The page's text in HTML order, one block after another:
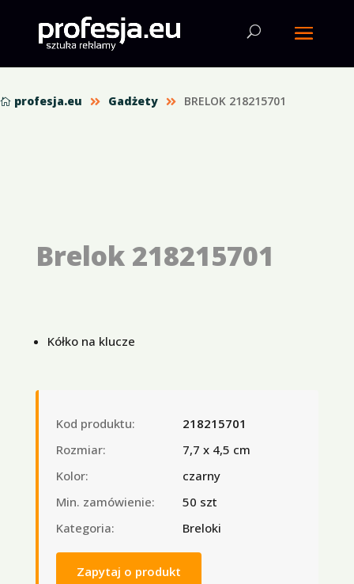
 profesja.eu  Gadżety  BRELOK 218215701
Brelok 218215701
Kółko na klucze
Kod produktu:
218215701
Rozmiar:
7,7 x 4,5 cm
Kolor:
czarny
Min. zamówienie:
50 szt
Kategoria:
Breloki
Zapytaj o produkt